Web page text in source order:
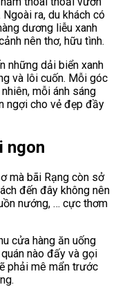
ra, du khách có
dương liễu xanh
nên thơ, hữu tình.
những dải biển xanh
và lôi cuốn. Mỗi góc
mỗi ánh sáng
ngợi cho vẻ đẹp đầy
ngon
mà bãi Rạng còn sở
đến đây không nên
nướng, … cực thơm
cửa hàng ăn uống
nào đấy và gọi
phải mê mẩn trước